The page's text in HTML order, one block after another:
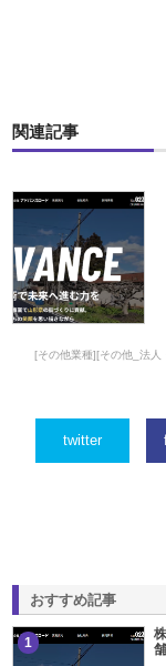
関連記事
[その他業種][その他_法人
twitter
おすすめ記事
1